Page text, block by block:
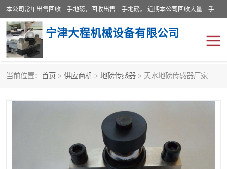
本公司常年出售回收二手地磅，回收出售二手地磅。 近期本公司回收大量二手地磅，型号齐全，宽度从2米到3.5米，长度5米到25米，承重吨位从10到200吨，成色7—9成新。 ? 使用年限6个月至2年，产品来源于个人闲置品，工矿企业停用品，因小换大而来。 精准度和新的一样， 二手地磅是内行人的选择，打个电话就省钱朋友您好等什么
宁津大程机械设备有限公司
当前位置： 首页 > 供应商机 > 地磅传感器 > 天水地磅传感器厂家
废纸打包机
食品烘干机
输送机